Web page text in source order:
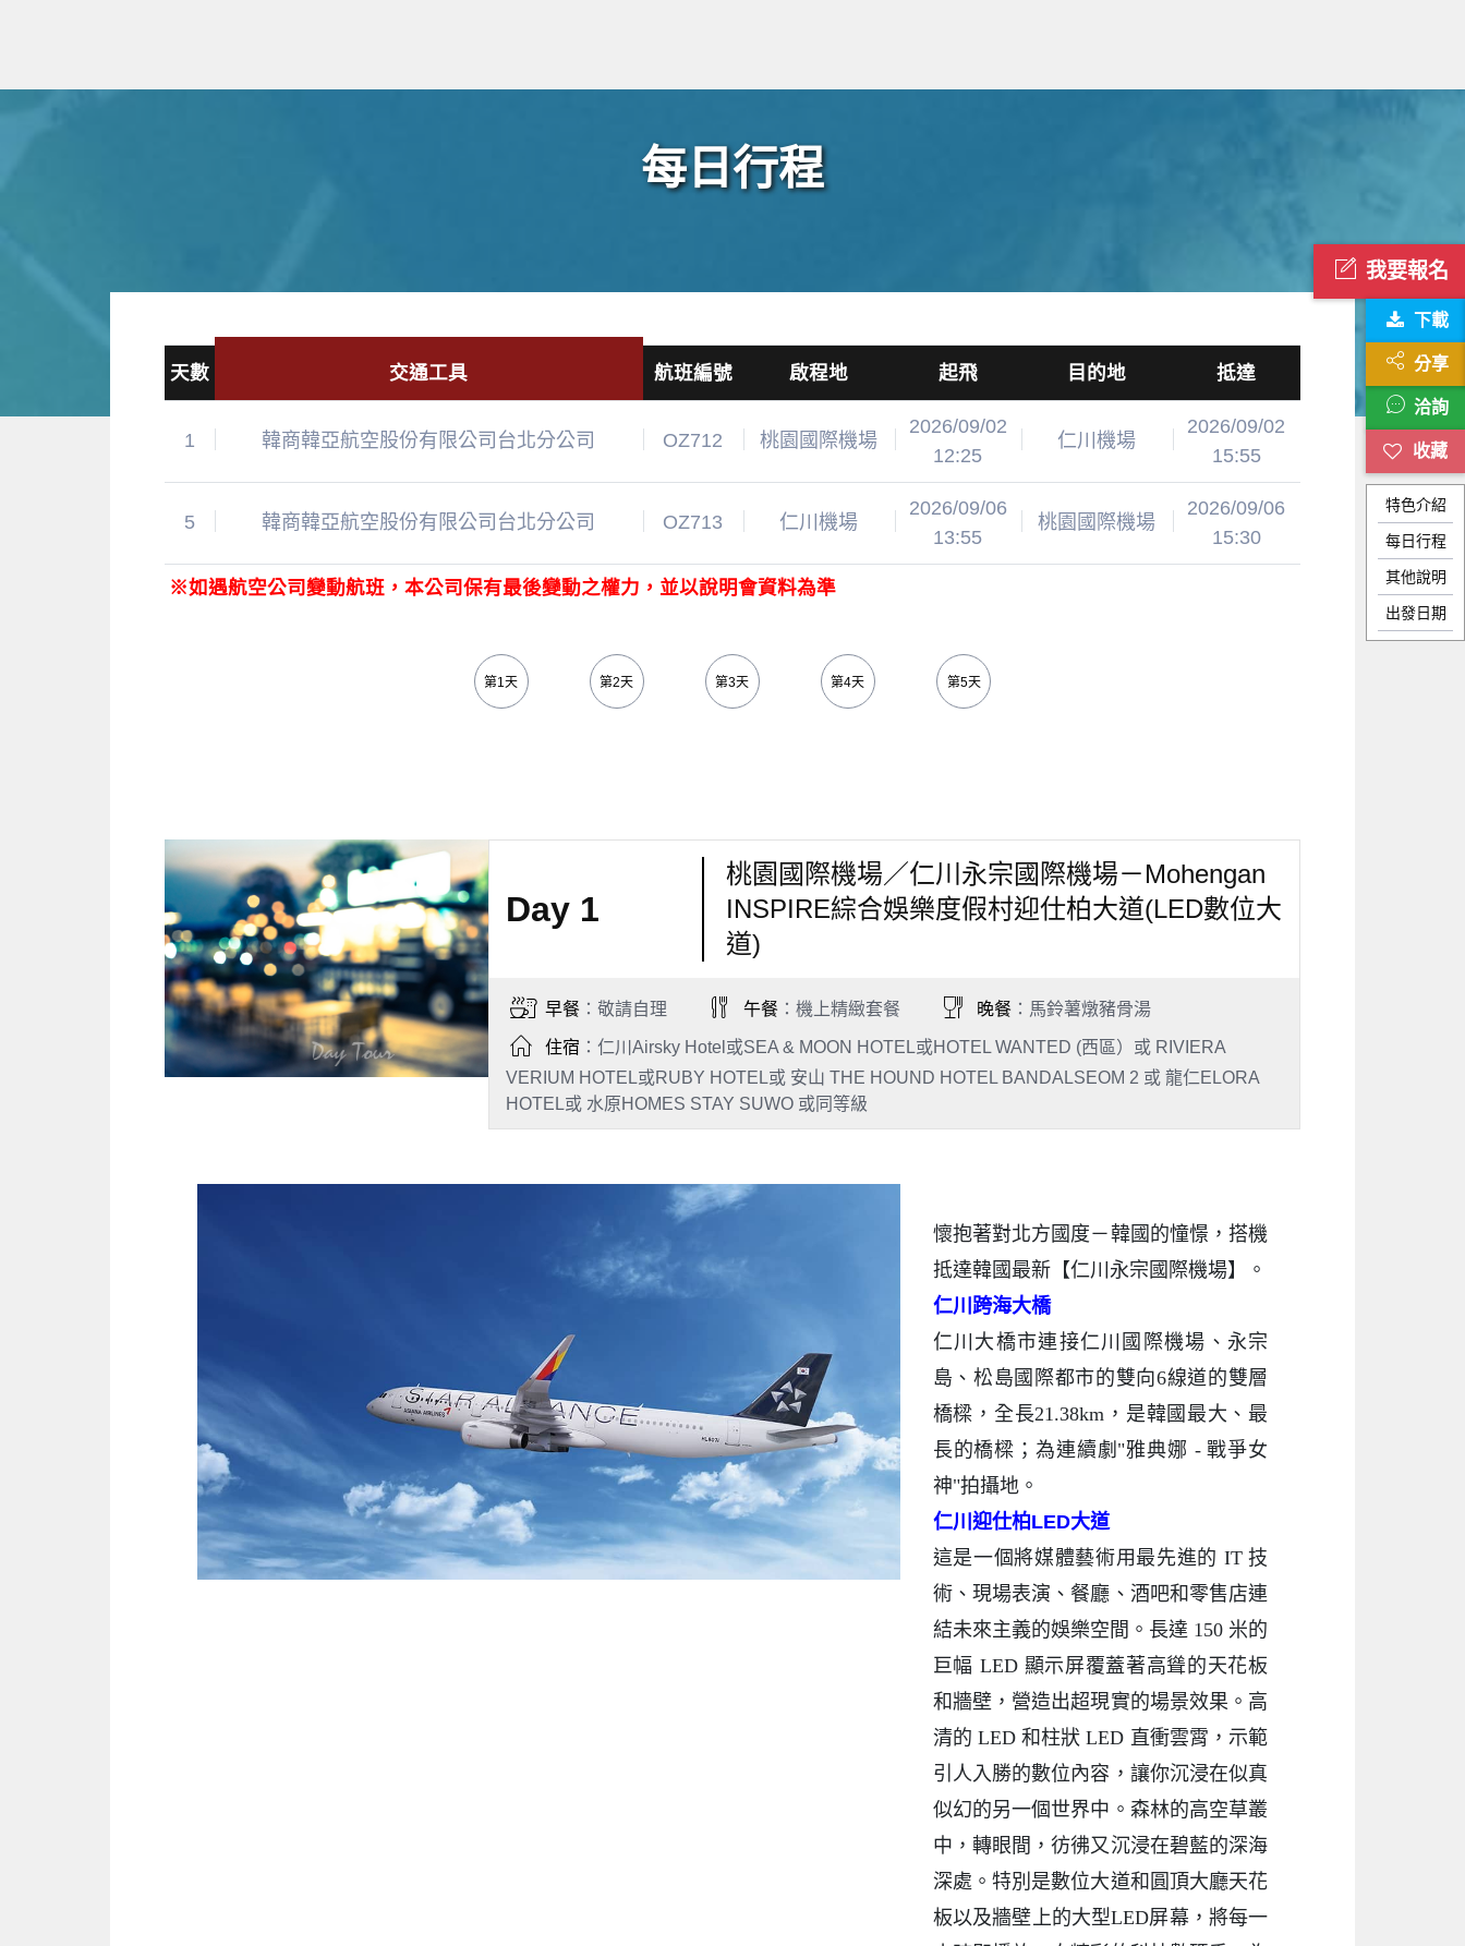
我要報名
下載
分享
洽詢
特色介紹
每日行程
其他說明
出發日期
每日行程
天數 交通工具 航班編號 啟程地 起飛 目的地 抵達
1 韓商韓亞航空股份有限公司台北分公司 OZ712 桃園國際機場
2026/09/02
12:25
仁川機場
2026/09/02
15:55
5 韓商韓亞航空股份有限公司台北分公司 OZ713 仁川機場
2026/09/06
13:55
桃園國際機場
2026/09/06
15:30
※如遇航空公司變動航班，本公司保有最後變動之權力，並以說明會資料為準
第1天 第2天 第3天 第4天 第5天
Day 1
桃園國際機場／仁川永宗國際機場－Mohengan
INSPIRE綜合娛樂度假村迎仕柏大道(LED數位大
道)
早餐 ：敬請自理 午餐 ：機上精緻套餐 晚餐 ：馬鈴薯燉豬骨湯
住宿 ：仁川Airsky Hotel或SEA & MOON HOTEL或HOTEL WANTED (西區）或 RIVIERA
VERIUM HOTEL或RUBY HOTEL或 安山 THE HOUND HOTEL BANDALSEOM 2 或 龍仁ELORA
HOTEL或 水原HOMES STAY SUWO 或同等級
懷抱著對北方國度－韓國的憧憬，搭機
抵達韓國最新【仁川永宗國際機場】。
仁川跨海大橋
仁川大橋市連接仁川國際機場、永宗
島、松島國際都市的雙向6線道的雙層
橋樑，全長21.38km，是韓國最大、最
長的橋樑；為連續劇"雅典娜 - 戰爭女
神"拍攝地。
仁川迎仕柏LED大道
這是一個將媒體藝術用最先進的 IT 技
術、現場表演、餐廳、酒吧和零售店連
結未來主義的娛樂空間。長達 150 米的
巨幅 LED 顯示屏覆蓋著高聳的天花板
和牆壁，營造出超現實的場景效果。高
清的 LED 和柱狀 LED 直衝雲霄，示範
引人入勝的數位內容，讓你沉浸在似真
似幻的另一個世界中。森林的高空草叢
中，轉眼間，彷彿又沉浸在碧藍的深海
深處。特別是數位大道和圓頂大廳天花
板以及牆壁上的大型LED屏幕，將每一